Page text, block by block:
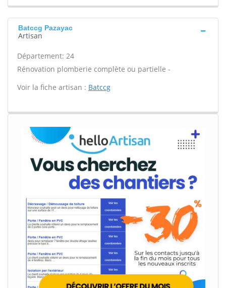
Batccg Pazayac
Artisan
Département: 24
Rénovation plomberie complète ou partielle -
Voir la fiche artisan : Batccg